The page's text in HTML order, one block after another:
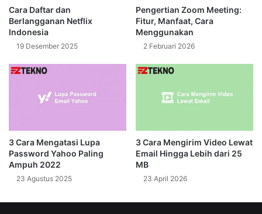
Cara Daftar dan
Berlangganan Netflix
Indonesia
19 Desember 2025
Pengertian Zoom Meeting:
Fitur, Manfaat, Cara
Menggunakan
2 Februari 2026
3 Cara Mengatasi Lupa
Password Yahoo Paling
Ampuh 2022
23 Agustus 2025
3 Cara Mengirim Video Lewat
Email Hingga Lebih dari 25
MB
23 April 2026